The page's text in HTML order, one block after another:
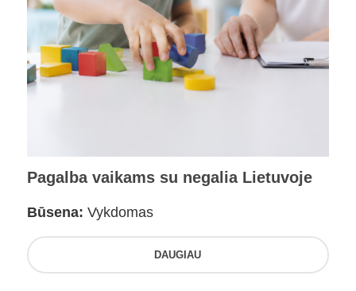
Pagalba vaikams su negalia Lietuvoje
Būsena: Vykdomas
DAUGIAU